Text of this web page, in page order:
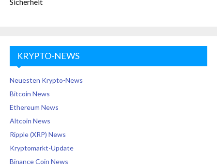
KRYPTO-NEWS
Neuesten Krypto-News
Bitcoin News
Ethereum News
Altcoin News
Ripple (XRP) News
Kryptomarkt-Update
Binance Coin News